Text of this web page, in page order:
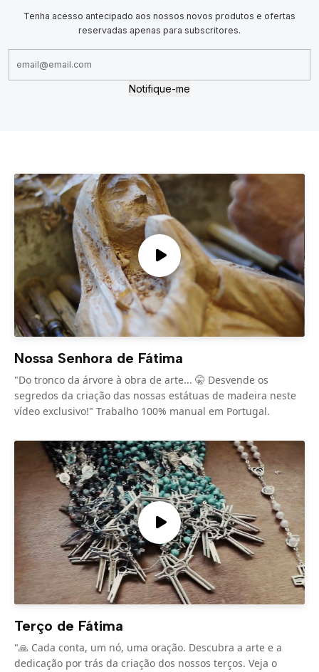
Tenha acesso antecipado aos nossos novos produtos e ofertas
reservadas apenas para subscritores.
Notifique-me
Nossa Senhora de Fátima
"Do tronco da árvore à obra de arte... 🤫 Desvende os
segredos da criação das nossas estátuas de madeira neste
vídeo exclusivo!" Trabalho 100% manual em Portugal.
Terço de Fátima
"🙏 Cada conta, um nó, uma oração. Descubra a arte e a
dedicação por trás da criação dos nossos terços. Veja o